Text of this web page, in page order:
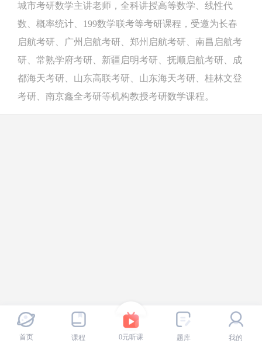
城市考研数学主讲老师，全科讲授高等数学、线性代
数、概率统计、199数学联考等考研课程，受邀为长春
启航考研、广州启航考研、郑州启航考研、南昌启航考
研、常熟学府考研、新疆启明考研、抚顺启航考研、成
都海天考研、山东高联考研、山东海天考研、桂林文登
考研、南京鑫全考研等机构教授考研数学课程。
首页 课程 0元听课 题库 我的